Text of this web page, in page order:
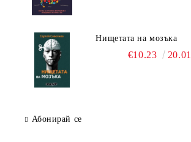
Нищетата на мозъка
€10.23
Абонирай се